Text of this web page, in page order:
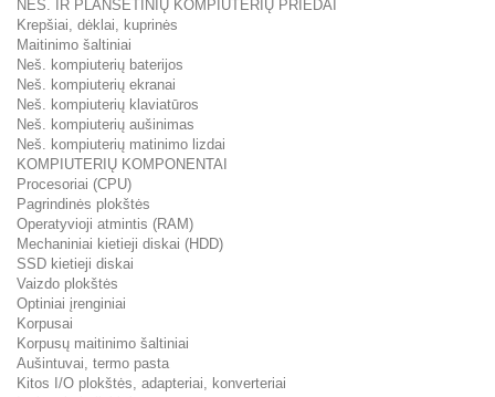
NEŠ. IR PLANŠETINIŲ KOMPIUTERIŲ PRIEDAI
Krepšiai, dėklai, kuprinės
Maitinimo šaltiniai
Neš. kompiuterių baterijos
Neš. kompiuterių ekranai
Neš. kompiuterių klaviatūros
Neš. kompiuterių aušinimas
Neš. kompiuterių matinimo lizdai
KOMPIUTERIŲ KOMPONENTAI
Procesoriai (CPU)
Pagrindinės plokštės
Operatyvioji atmintis (RAM)
Mechaniniai kietieji diskai (HDD)
SSD kietieji diskai
Vaizdo plokštės
Optiniai įrenginiai
Korpusai
Korpusų maitinimo šaltiniai
Aušintuvai, termo pasta
Kitos I/O plokštės, adapteriai, konverteriai